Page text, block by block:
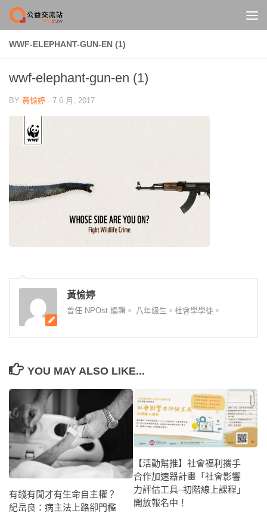
Skip to content
WWF-ELEPHANT-GUN-EN (1)
wwf-elephant-gun-en (1)
BY 黃愉婷 · 7 6 月, 2017
黃愉婷
曾任 NPOst 編輯。 八年級生。社會學學徒。
YOU MAY ALSO LIKE...
有錢有閒才有生命自主權？
紀岳良：病主法上路卻門檻
【活動幫推】社會福利攜手
合作加速器計畫「社會影響
力評估工具–初階線上課程」
開放報名中！